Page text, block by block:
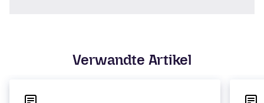
Verwandte Artikel